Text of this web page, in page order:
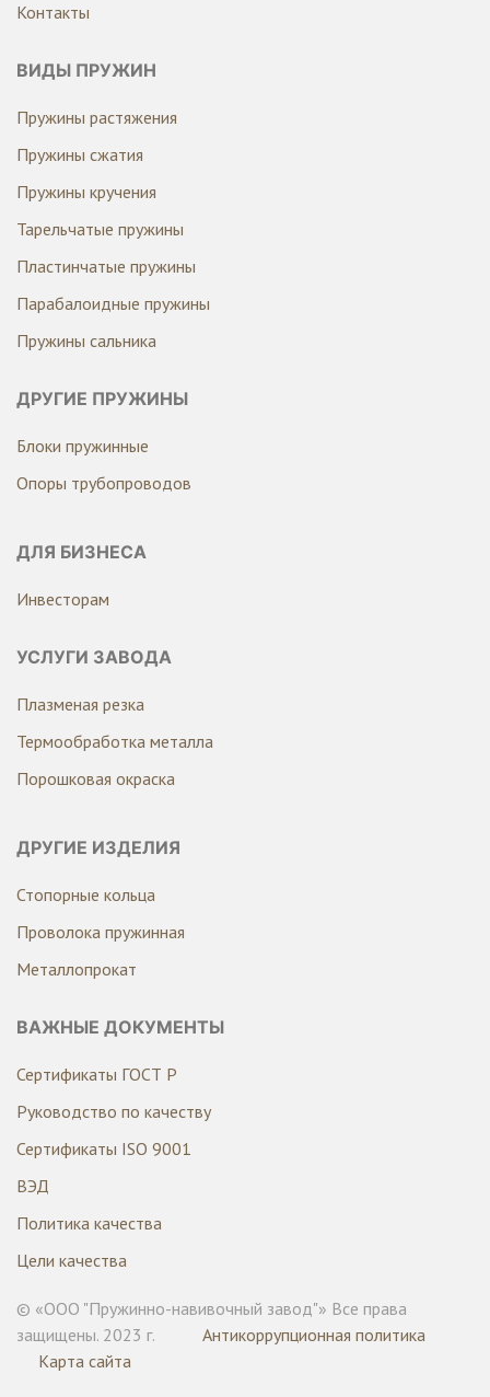
Контакты
ВИДЫ ПРУЖИН
Пружины растяжения
Пружины сжатия
Пружины кручения
Тарельчатые пружины
Пластинчатые пружины
Парабалоидные пружины
Пружины сальника
ДРУГИЕ ПРУЖИНЫ
Блоки пружинные
Опоры трубопроводов
ДЛЯ БИЗНЕСА
Инвесторам
УСЛУГИ ЗАВОДА
Плазменая резка
Термообработка металла
Порошковая окраска
ДРУГИЕ ИЗДЕЛИЯ
Стопорные кольца
Проволока пружинная
Металлопрокат
ВАЖНЫЕ ДОКУМЕНТЫ
Сертификаты ГОСТ Р
Руководство по качеству
Сертификаты ISO 9001
ВЭД
Политика качества
Цели качества
© «ООО "Пружинно-навивочный завод"» Все права
защищены. 2023 г.
Антикоррупционная политика
Карта сайта